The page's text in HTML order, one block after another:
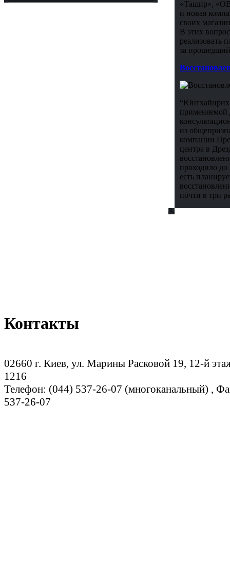
«Ташир»,
и новая
своих
В этих
реализовать
за
применяемой
из
компании
центра в
проходило
есть
почти в три
Контакты
02660 г. Киев, ул. Марины Расковой 19, 12-й
1216
Телефон: (044) 537-26-07 (многоканальный) ,
537-26-07